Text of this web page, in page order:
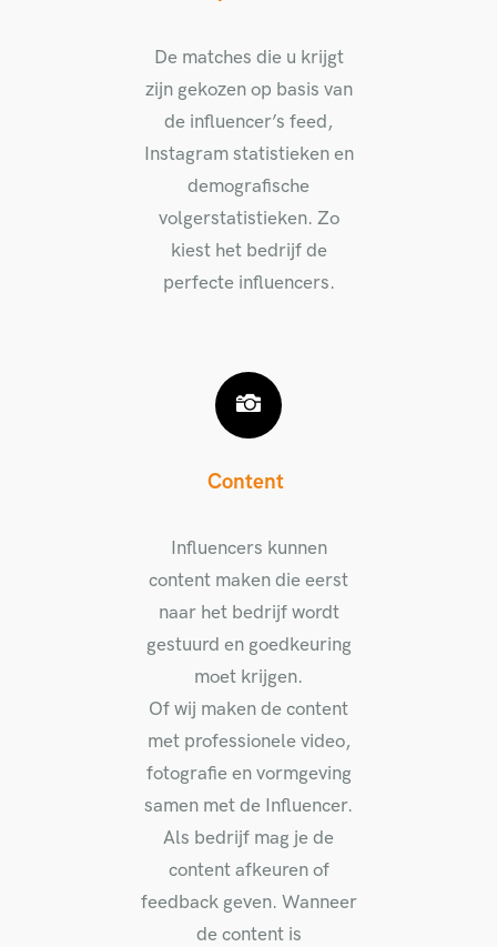
De matches die u krijgt
zijn gekozen op basis van
de influencer’s feed,
Instagram statistieken en
demografische
volgerstatistieken. Zo
kiest het bedrijf de
perfecte influencers.
Content
Influencers kunnen
content maken die eerst
naar het bedrijf wordt
gestuurd en goedkeuring
moet krijgen.
Of wij maken de content
met professionele video,
fotografie en vormgeving
samen met de Influencer.
Als bedrijf mag je de
content afkeuren of
feedback geven. Wanneer
de content is